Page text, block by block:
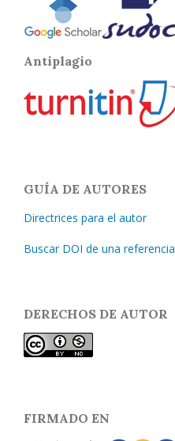
Antiplagio
GUÍA DE AUTORES
Directrices para el autor
Buscar DOI de una referencia
DERECHOS DE AUTOR
FIRMADO EN